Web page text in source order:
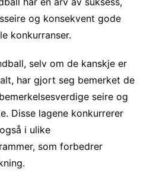
og konsekvent gode
konkurranser.
selv om de kanskje er
har gjort seg bemerket de
seire og
Disse lagene konkurrerer
i ulike
som forbedrer